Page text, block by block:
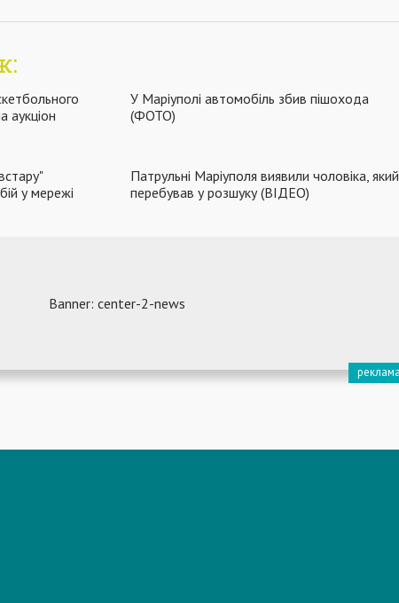
аукціон
У Маріуполі автомобіль збив пішохода
(ФОТО)
у мережі
Патрульні Маріуполя виявили чоловіка, який
перебував у розшуку (ВІДЕО)